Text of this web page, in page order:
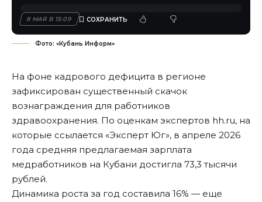
8 МАЯ В 15:09
Фото: «Кубань Информ»
На фоне кадрового дефицита в регионе
зафиксирован существенный скачок
вознаграждения для работников
здравоохранения. По оценкам экспертов hh.ru, на
которые ссылается «Эксперт Юг», в апреле 2026
года средняя предлагаемая зарплата
медработников на Кубани достигла 73,3 тысячи
рублей.
Динамика роста за год составила 16% — еще